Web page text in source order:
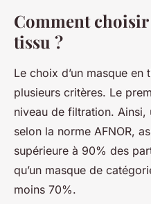
Comment choisir
tissu ?
Le choix d’un masque
plusieurs critères. Le
niveau de filtration. Ainsi,
selon la norme AFNOR,
supérieure à 90% des
qu’un masque de
moins 70%.